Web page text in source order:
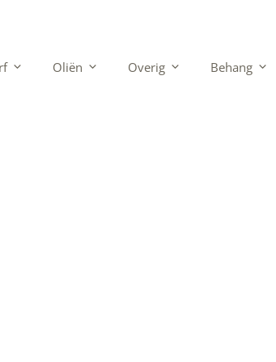
Oliën Overig Behang